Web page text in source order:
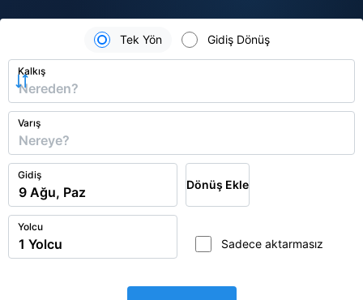
Tek Yön Gidiş Dönüş
Kalkış
Varış
Gidiş
Dönüş Ekle
Yolcu
Sadece aktarmasız